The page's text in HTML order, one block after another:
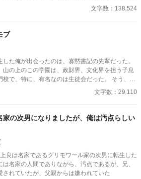
題の的に。 だが、社畜思考が抜けず**「これはマ
**と疑うばかり。 そして、モテすぎて業
の存在に救
やたらと落ち着いていて、悠真をさりげなくフォ
から逃げるな」 颯斗の言葉
。 転生×学園ラブコメ×じわじわ迫
悠真が「本当に選ぶべきもの」を見つける物語。
ブラック企業で心を擦り減ら
“自由すぎる”世界は、ふたりの関係を少しずつ揺
「付き合ってるけど、誰にも言っていない」 その
れ違いを生んでいった。 モテ地獄の再来、
日々、 そして自分で自分を苦しめていた“頑張
くても甘えられない―― そんな悠真の隣で、颯斗
べ続ける。 過去に縛られていた悠真
め直すまでの じれ甘・再構築・すれ違いと回復の
文字数：138,524
ブ
した俺が出会ったのは、寡黙書記の先輩だった。
山の上のこの学園は、政財界、文化界を担う子息
校で、特に、有名なのは生徒会だった。 そう、
さかたける）は王道学園ＢＬゲームの世界に転生
だ。もちろんゲームに登場しない、名前も見た目
文字数：29,110
家の次男になりましたが、俺は汚点らしい
良は名家であるグリモワール家の次男に転生した
は名家の人間でありながら、汚点であるが、兄、
されていたが、父親からは嫌われていた